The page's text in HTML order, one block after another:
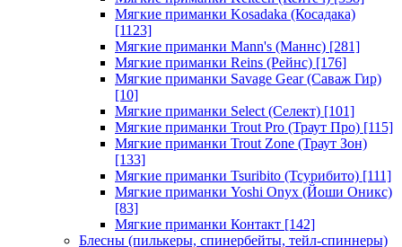
Мягкие приманки Kosadaka (Косадака)
[1123]
Мягкие приманки Mann's (Маннс) [281]
Мягкие приманки Reins (Рейнс) [176]
Мягкие приманки Savage Gear (Саваж Гир)
[10]
Мягкие приманки Select (Селект) [101]
Мягкие приманки Trout Pro (Траут Про) [115]
Мягкие приманки Trout Zone (Траут Зон)
[133]
Мягкие приманки Tsuribito (Тсурибито) [111]
Мягкие приманки Yoshi Onyx (Йоши Оникс)
[83]
Мягкие приманки Контакт [142]
Блесны (пилькеры, спинербейты, тейл-спиннеры)